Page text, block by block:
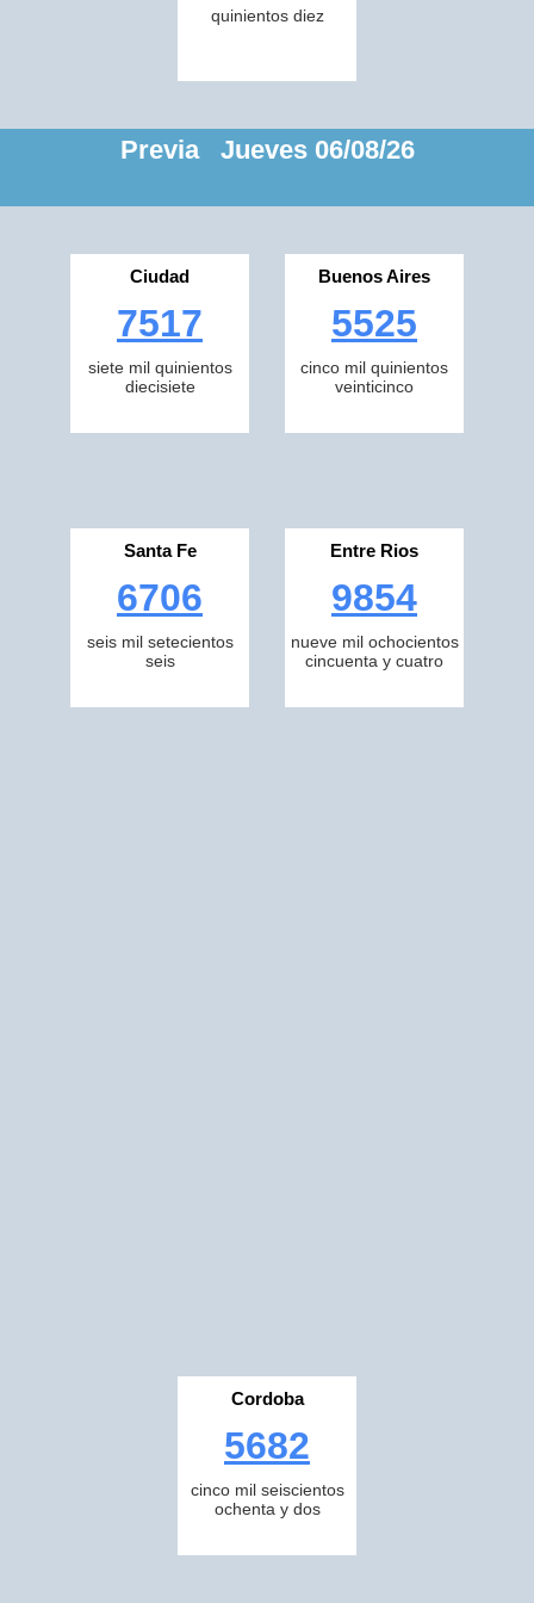
quinientos diez
Previa Jueves 06/08/26
Ciudad
7517
siete mil quinientos
diecisiete
Buenos Aires
5525
cinco mil quinientos
veinticinco
Santa Fe
6706
seis mil setecientos
seis
Entre Rios
9854
nueve mil ochocientos
cincuenta y cuatro
Cordoba
5682
cinco mil seiscientos
ochenta y dos